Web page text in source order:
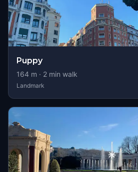
Puppy
164 m · 2 min walk
Landmark